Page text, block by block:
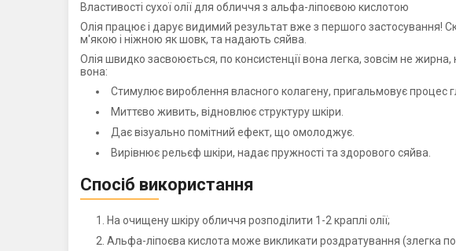
Властивості сухої олії для обличчя з альфа-ліпоєвою кислотою
Олія працює і дарує видимий результат вже з першого застосування!
м'якою і ніжною як шовк, та надають сяйва.
Олія швидко засвоюється, по консистенції вона легка, зовсім не
вона:
Стимулює вироблення власного колагену, пригальмовує процес
Миттєво живить, відновлює структуру шкіри.
Дає візуально помітний ефект, що омолоджує.
Вирівнює рельєф шкіри, надає пружності та здорового сяйва.
Спосіб використання
На очищену шкіру обличчя розподілити 1-2 краплі олії;
Альфа-ліпоєва кислота може викликати роздратування (злегка